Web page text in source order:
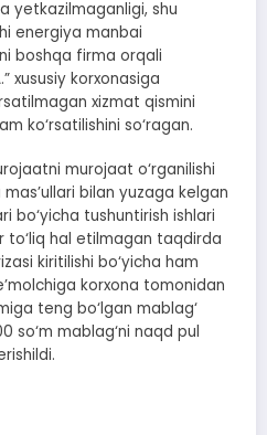
yetkazilmaganligi, shu
energiya manbai
boshqa firma orqali
xususiy korxonasiga
xizmat qismini
ko‘rsatilishini so‘ragan.
murojaat o‘rganilishi
bilan yuzaga kelgan
bo‘yicha tushuntirish ishlari
to‘liq hal etilmagan taqdirda
kiritilishi bo‘yicha ham
korxona tomonidan
teng bo‘lgan mablag‘
so‘m mablag‘ni naqd pul